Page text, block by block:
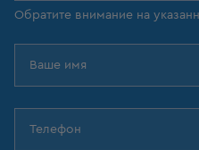
Обратите внимание на